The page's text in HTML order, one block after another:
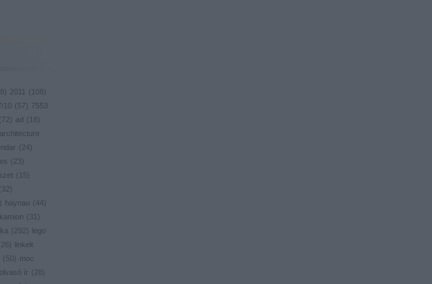
) 2011 ( 108 )
10 ( 57) 7553
72) ad ( 18 )
architecture
( 24)
( 23)
( 15)
32)
) haynau ( 44)
kamion ( 31
)
( 292)
lego
26 )
linkek
( 50) moc
olvasó ír ( 28 )